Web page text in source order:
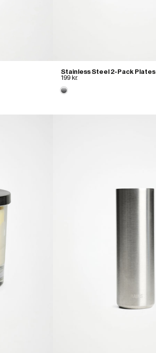
Stainless Steel 2-Pack Plates
199 kr.